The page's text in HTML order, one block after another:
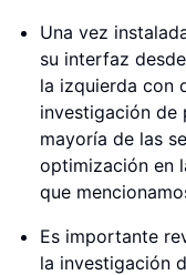
Una vez
su interfaz
la izquierda con
investigación de
mayoría de las
optimización en
que
Es importante
la investigación